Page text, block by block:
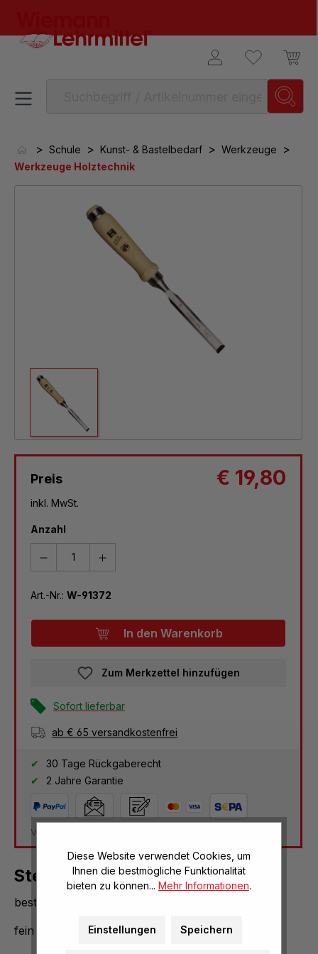
> Schule > Kunst- & Bastelbedarf > Werkzeuge >
Werkzeuge Holztechnik
Bildergalerie überspringen
Preis € 19,80
inkl. MwSt.
Anzahl
Art.-Nr.: W-91372
In den Warenkorb
Zum Merkzettel hinzufügen
Sofort lieferbar
ab € 65 versandkostenfrei
30 Tage Rückgaberecht
2 Jahre Garantie
Versandkosten Deutschland: € 3,95
Stechbeitel
beste Profiqualität
fein geschliffen
Diese Website verwendet Cookies, um
Ihnen die bestmögliche Funktionalität
bieten zu können... Mehr Informationen.
Einstellungen Speichern